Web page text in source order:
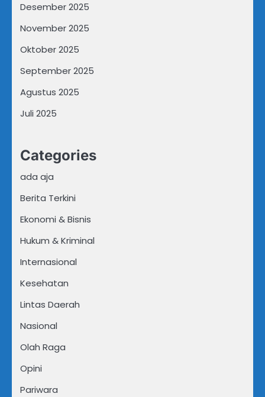
Desember 2025
November 2025
Oktober 2025
September 2025
Agustus 2025
Juli 2025
Categories
ada aja
Berita Terkini
Ekonomi & Bisnis
Hukum & Kriminal
Internasional
Kesehatan
Lintas Daerah
Nasional
Olah Raga
Opini
Pariwara